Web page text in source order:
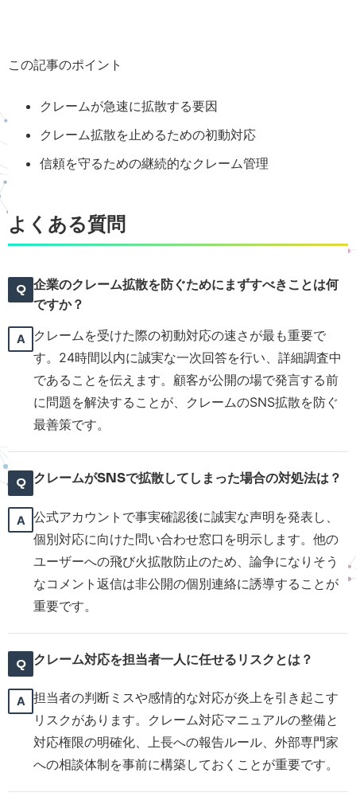
この記事のポイント
クレームが急速に拡散する要因
クレーム拡散を止めるための初動対応
信頼を守るための継続的なクレーム管理
よくある質問
企業のクレーム拡散を防ぐためにまずすべきことは何
ですか？
クレームを受けた際の初動対応の速さが最も重要で
す。24時間以内に誠実な一次回答を行い、詳細調査中
であることを伝えます。顧客が公開の場で発言する前
に問題を解決することが、クレームのSNS拡散を防ぐ
最善策です。
クレームがSNSで拡散してしまった場合の対処法は？
公式アカウントで事実確認後に誠実な声明を発表し、
個別対応に向けた問い合わせ窓口を明示します。他の
ユーザーへの飛び火拡散防止のため、論争になりそう
なコメント返信は非公開の個別連絡に誘導することが
重要です。
クレーム対応を担当者一人に任せるリスクとは？
担当者の判断ミスや感情的な対応が炎上を引き起こす
リスクがあります。クレーム対応マニュアルの整備と
対応権限の明確化、上長への報告ルール、外部専門家
への相談体制を事前に構築しておくことが重要です。